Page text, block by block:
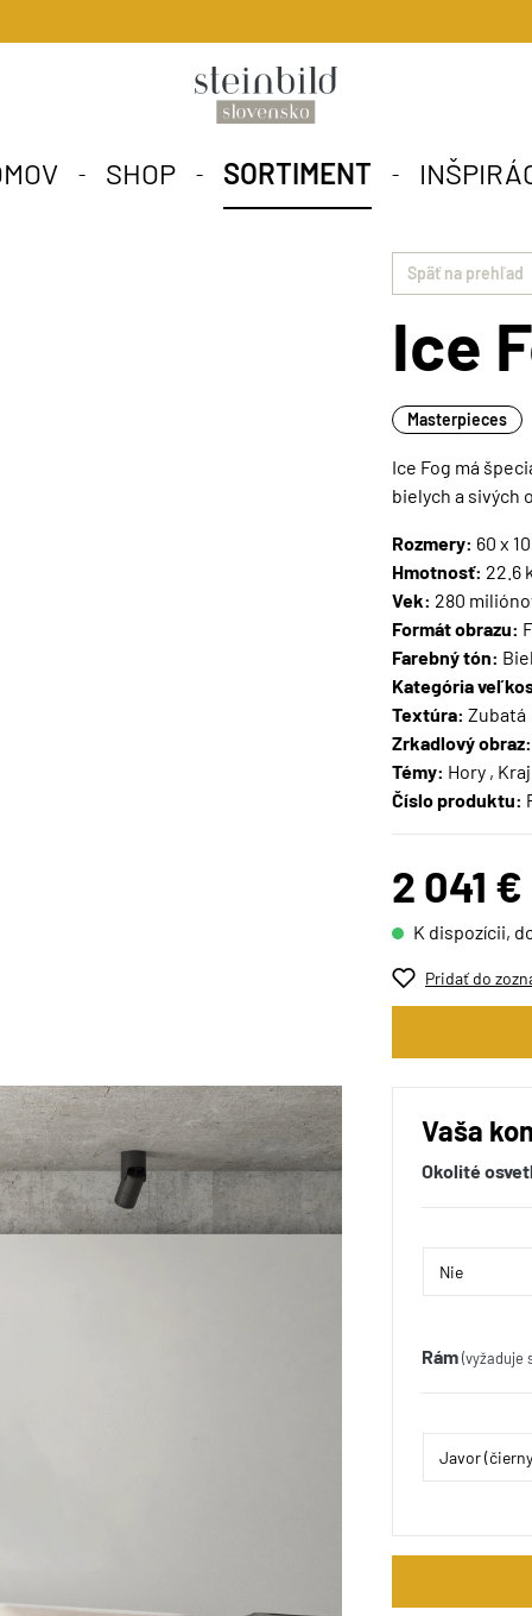
SHOP SORTIMENT
Späť na prehľad
Ice
Masterpieces
Ice Fog má
bielych a sivých
Rozmery: 60 x
Hmotnosť: 22.6
Vek: 280
Formát obrazu:
Farebný tón:
Kategória
Textúra: Zubatá
Zrkadlový obraz:
Témy: Hory ,
Číslo produktu:
2 041 €
K dispozícii,
Pridať do
Vaša
Okolité
Rám(vyžaduje